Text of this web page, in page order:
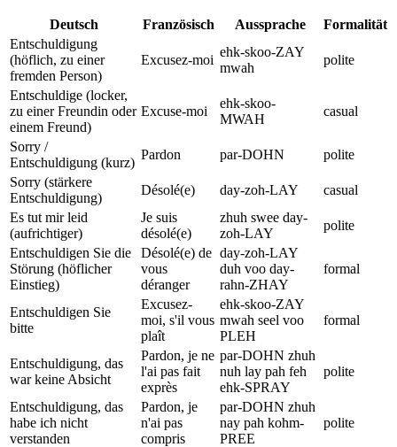
Deutsch Französisch Aussprache
Formalität
Entschuldigung
(höflich, zu einer
fremden Person)
Excusez-moi
ehk-skoo-ZAY
mwah
polite
Entschuldige (locker,
zu einer Freundin oder
einem Freund)
Excuse-moi
ehk-skoo-
MWAH
casual
Sorry /
Entschuldigung (kurz)
Pardon par-DOHN
polite
Sorry (stärkere
Entschuldigung)
Désolé(e) day-zoh-LAY
casual
Es tut mir leid
(aufrichtiger)
Je suis
désolé(e)
zhuh swee day-
zoh-LAY
polite
Entschuldigen Sie die
Störung (höflicher
Einstieg)
Désolé(e) de
vous
déranger
day-zoh-LAY
duh voo day-
rahn-ZHAY
formal
Entschuldigen Sie
bitte
Excusez-
moi, s'il vous
plaît
ehk-skoo-ZAY
mwah seel voo
PLEH
formal
Entschuldigung, das
war keine Absicht
Pardon, je ne
l'ai pas fait
exprès
par-DOHN zhuh
nuh lay pah feh
ehk-SPRAY
polite
Entschuldigung, das
habe ich nicht
verstanden
Pardon, je
n'ai pas
compris
par-DOHN zhuh
nay pah kohm-
PREE
polite